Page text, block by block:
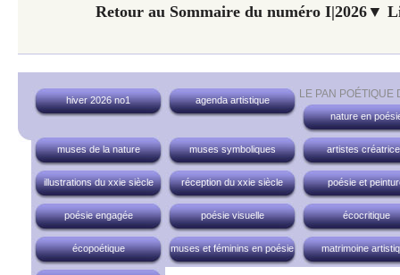
Retour au Sommaire du numéro I|2026▼
LE PAN POÉTIQUE
hiver 2026 no1
agenda artistique
nature en
muses de la nature muses symboliques artistes
illustrations du xxie siècle réception du xxie siècle poésie et
poésie engagée poésie visuelle écocritique
écopoétique muses et féminins en poésie matrimoine